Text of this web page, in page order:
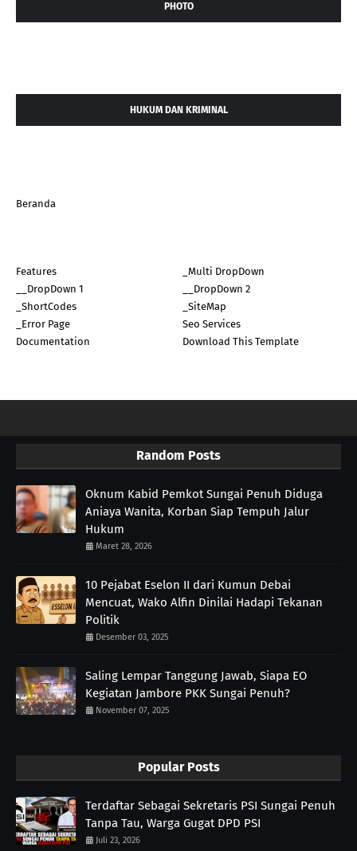
PHOTO
HUKUM DAN KRIMINAL
Beranda
Features
_Multi DropDown
__DropDown 1
__DropDown 2
_ShortCodes
_SiteMap
_Error Page
Seo Services
Documentation
Download This Template
Random Posts
Oknum Kabid Pemkot Sungai Penuh Diduga
Aniaya Wanita, Korban Siap Tempuh Jalur
Hukum
Maret 28, 2026
10 Pejabat Eselon II dari Kumun Debai
Mencuat, Wako Alfin Dinilai Hadapi Tekanan
Politik
Desember 03, 2025
Saling Lempar Tanggung Jawab, Siapa EO
Kegiatan Jambore PKK Sungai Penuh?
November 07, 2025
Popular Posts
Terdaftar Sebagai Sekretaris PSI Sungai Penuh
Tanpa Tau, Warga Gugat DPD PSI
Juli 23, 2026